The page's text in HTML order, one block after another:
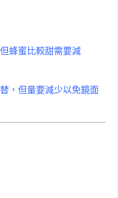
蜂蜜比較甜需要減
，但量要減少以免鏡面